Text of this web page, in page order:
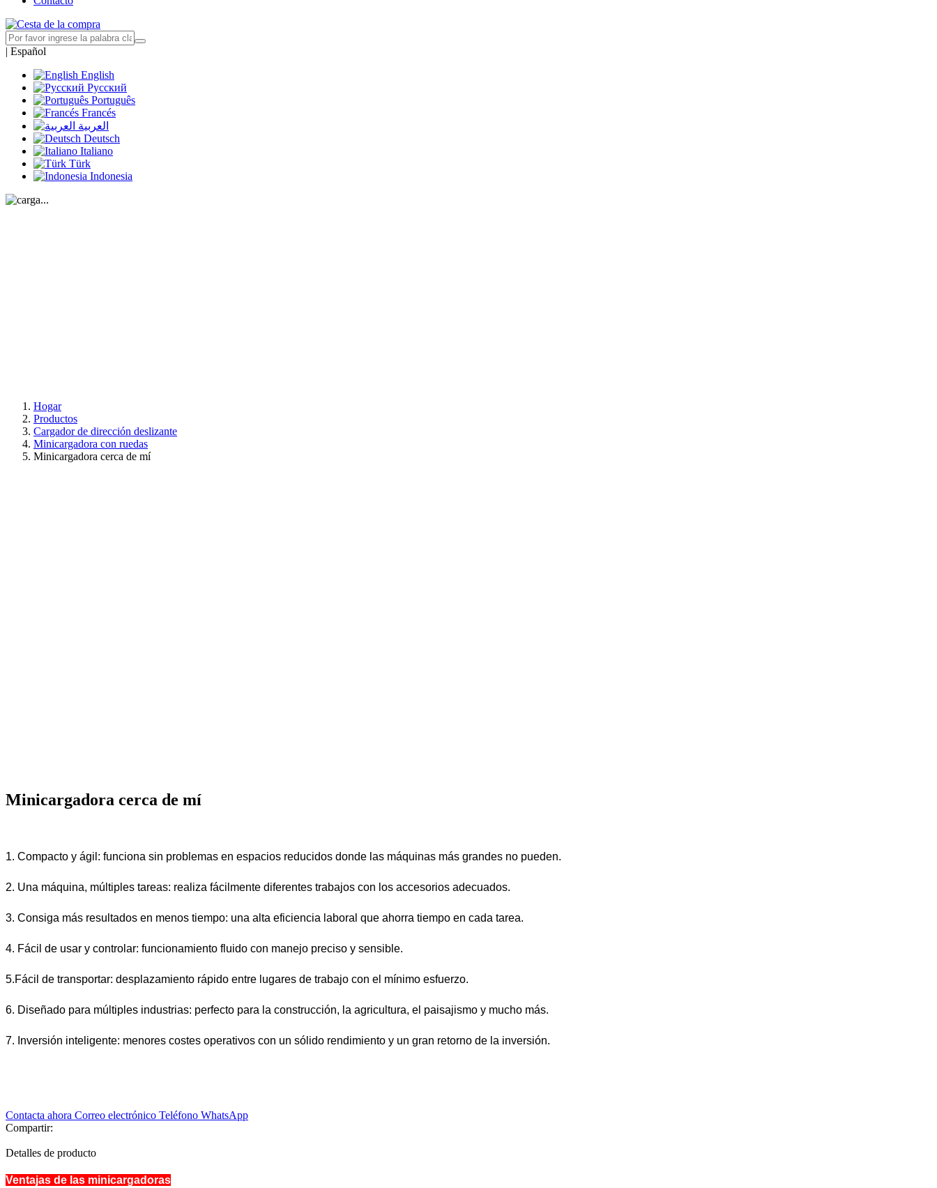
| Español
English
Русский
Português
Francés
العربية
Deutsch
Italiano
Türk
Indonesia
Hogar
Productos
Cargador de dirección deslizante
Minicargadora con ruedas
Minicargadora cerca de mí
Minicargadora cerca de mí
1. Compacto y ágil: funciona sin problemas en espacios reducidos donde las máquinas más grandes no pueden.
2. Una máquina, múltiples tareas: realiza fácilmente diferentes trabajos con los accesorios adecuados.
3. Consiga más resultados en menos tiempo: una alta eficiencia laboral que ahorra tiempo en cada tarea.
4. Fácil de usar y controlar: funcionamiento fluido con manejo preciso y sensible.
5.Fácil de transportar: desplazamiento rápido entre lugares de trabajo con el mínimo esfuerzo.
6. Diseñado para múltiples industrias: perfecto para la construcción, la agricultura, el paisajismo y mucho más.
7. Inversión inteligente: menores costes operativos con un sólido rendimiento y un gran retorno de la inversión.
Contacta ahora Correo electrónico Teléfono WhatsApp
Compartir:
Detalles de producto
Ventajas de las minicargadoras